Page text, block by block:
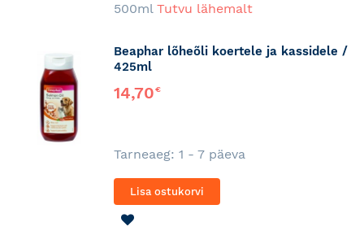
500ml Tutvu lähemalt
Beaphar lõheõli koertele ja kassidele /
425ml
14,70€
Tarneaeg: 1 - 7 päeva
Lisa ostukorvi